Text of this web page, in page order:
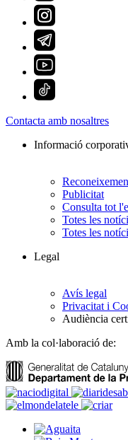
Contacta amb nosaltres
Informació
Publicitat
Consulta tot
Totes les
Totes les
Legal
Avís legal
Privacitat i
Audiència
Amb la col·laboració de: